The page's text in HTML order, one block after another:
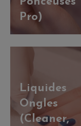
Pro)
Liquides
Ongles
(Cleaner,